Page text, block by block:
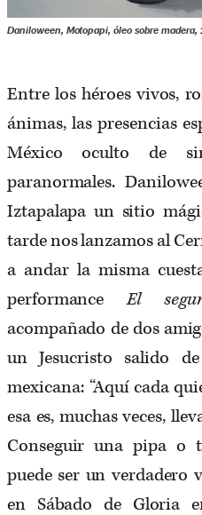
Daniloween, Motopapi, óleo sobre
Entre los héroes vivos,
ánimas, las presencias
México oculto de
paranormales.
Iztapalapa un sitio
tarde nos lanzamos al
a andar la misma
performanceEl
acompañado de dos
un Jesucristo salido
mexicana: “Aquí cada
esa es, muchas veces,
Conseguir una pipa o
puede ser un verdadero
en Sábado de Gloria